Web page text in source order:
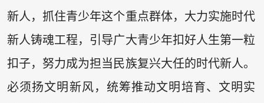
新人，抓住青少年这个重点群体，大力实施时代
新人铸魂工程，引导广大青少年扣好人生第一粒
扣子，努力成为担当民族复兴大任的时代新人。
必须扬文明新风，统筹推动文明培育、文明实